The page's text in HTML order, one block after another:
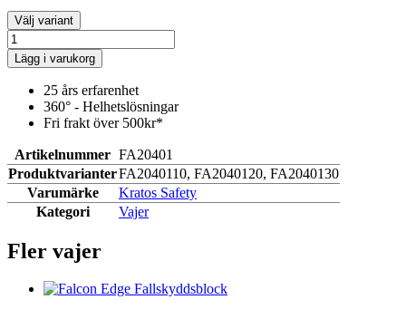
Välj variant
Lägg i varukorg
25 års erfarenhet
360° - Helhetslösningar
Fri frakt över 500kr*
Artikelnummer FA20401
ProduktvarianterFA2040110, FA2040120, FA2040130
Varumärke
Kratos Safety
Kategori
Vajer
Fler vajer